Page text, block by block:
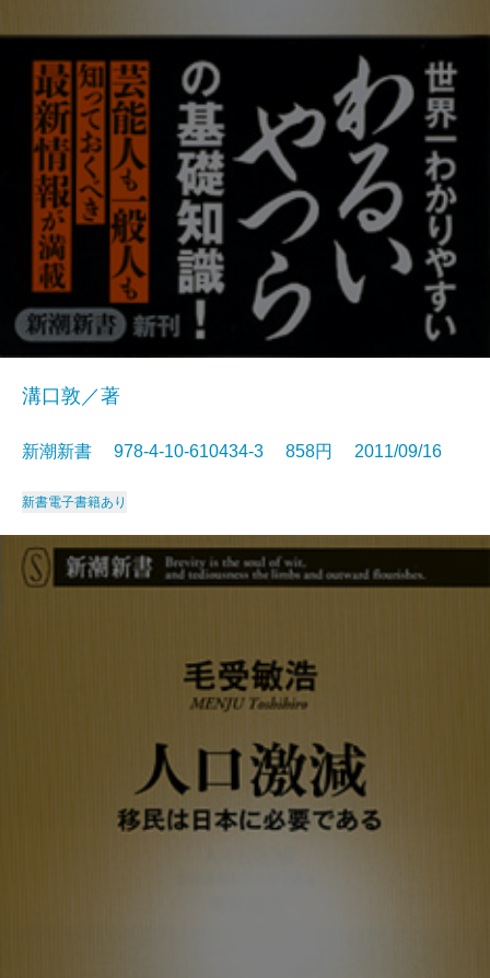
溝口敦／著
新潮新書 978-4-10-610434-3 858円 2011/09/16
新書電子書籍あり